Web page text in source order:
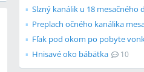
Slzný kanálik u 18 mesačného
Fľak pod okom po pobyte
Hnisavé oko bábätka 10